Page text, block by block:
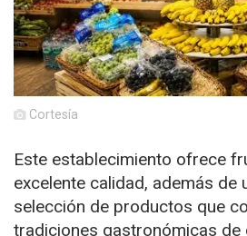
Cortesía
Este establecimiento ofrece
excelente calidad, además de
selección de productos que
tradiciones gastronómicas de